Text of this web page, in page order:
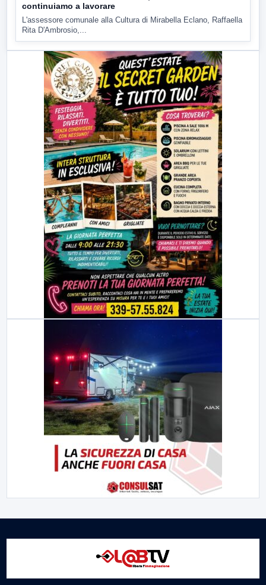
continuiamo a lavorare
L'assessore comunale alla Cultura di Mirabella Eclano, Raffaella
Rita D'Ambrosio,...